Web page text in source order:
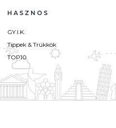
HASZNOS
GY.I.K.
Tippek & Trükkök
TOP10